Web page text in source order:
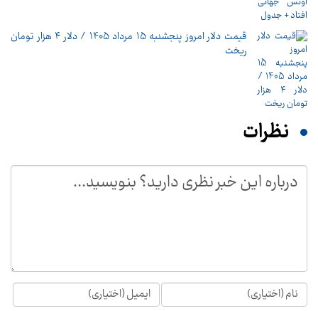
قیمت دلار امروز پنجشنبه 15 مرداد 1405 / دلار ۴ هزار تومان
ریخت
نظرات